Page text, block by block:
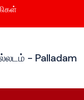
- Palladam